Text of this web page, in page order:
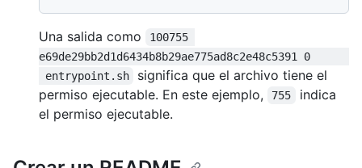
Una salida como
100755
e69de29bb2d1d6434b8b29ae775ad8c2e48c5391 0
entrypoint.sh
significa que el archivo tiene el
permiso ejecutable. En este ejemplo,
755
indica
el permiso ejecutable.